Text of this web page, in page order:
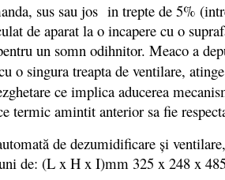
sus sau jos in trepte de 5%
de aparat la o incapere cu o
un somn odihnitor. Meaco a
o singura treapta de ventilare, atinge
ce implica aducerea
termic amintit anterior sa fie
de dezumidificare şi
de: (L x H x I)mm 325 x 248 x